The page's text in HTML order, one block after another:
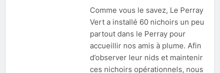
Comme vous le savez, Le Perray
Vert a installé 60 nichoirs un peu
partout dans le Perray pour
accueillir nos amis à plume. Afin
d’observer leur nids et maintenir
ces nichoirs opérationnels, nous